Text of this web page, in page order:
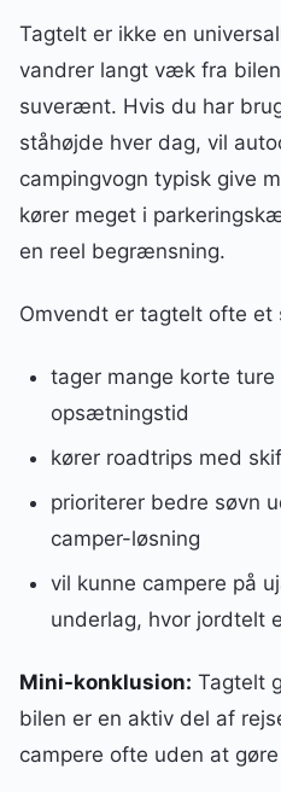
Tagtelt er ikke en
vandrer langt væk fra
suverænt. Hvis du har
ståhøjde hver dag, vil
campingvogn typisk give
kører meget i
en reel begrænsning.
Omvendt er tagtelt ofte
tager mange korte ture
opsætningstid
kører roadtrips med
prioriterer bedre søvn
camper-løsning
vil kunne campere på
underlag, hvor jordtelt
Mini-konklusion: Tagtelt
bilen er en aktiv del af
campere ofte uden at